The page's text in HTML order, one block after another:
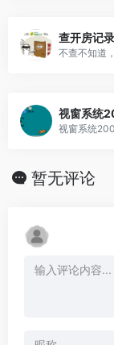
查开房记录
暂无评论